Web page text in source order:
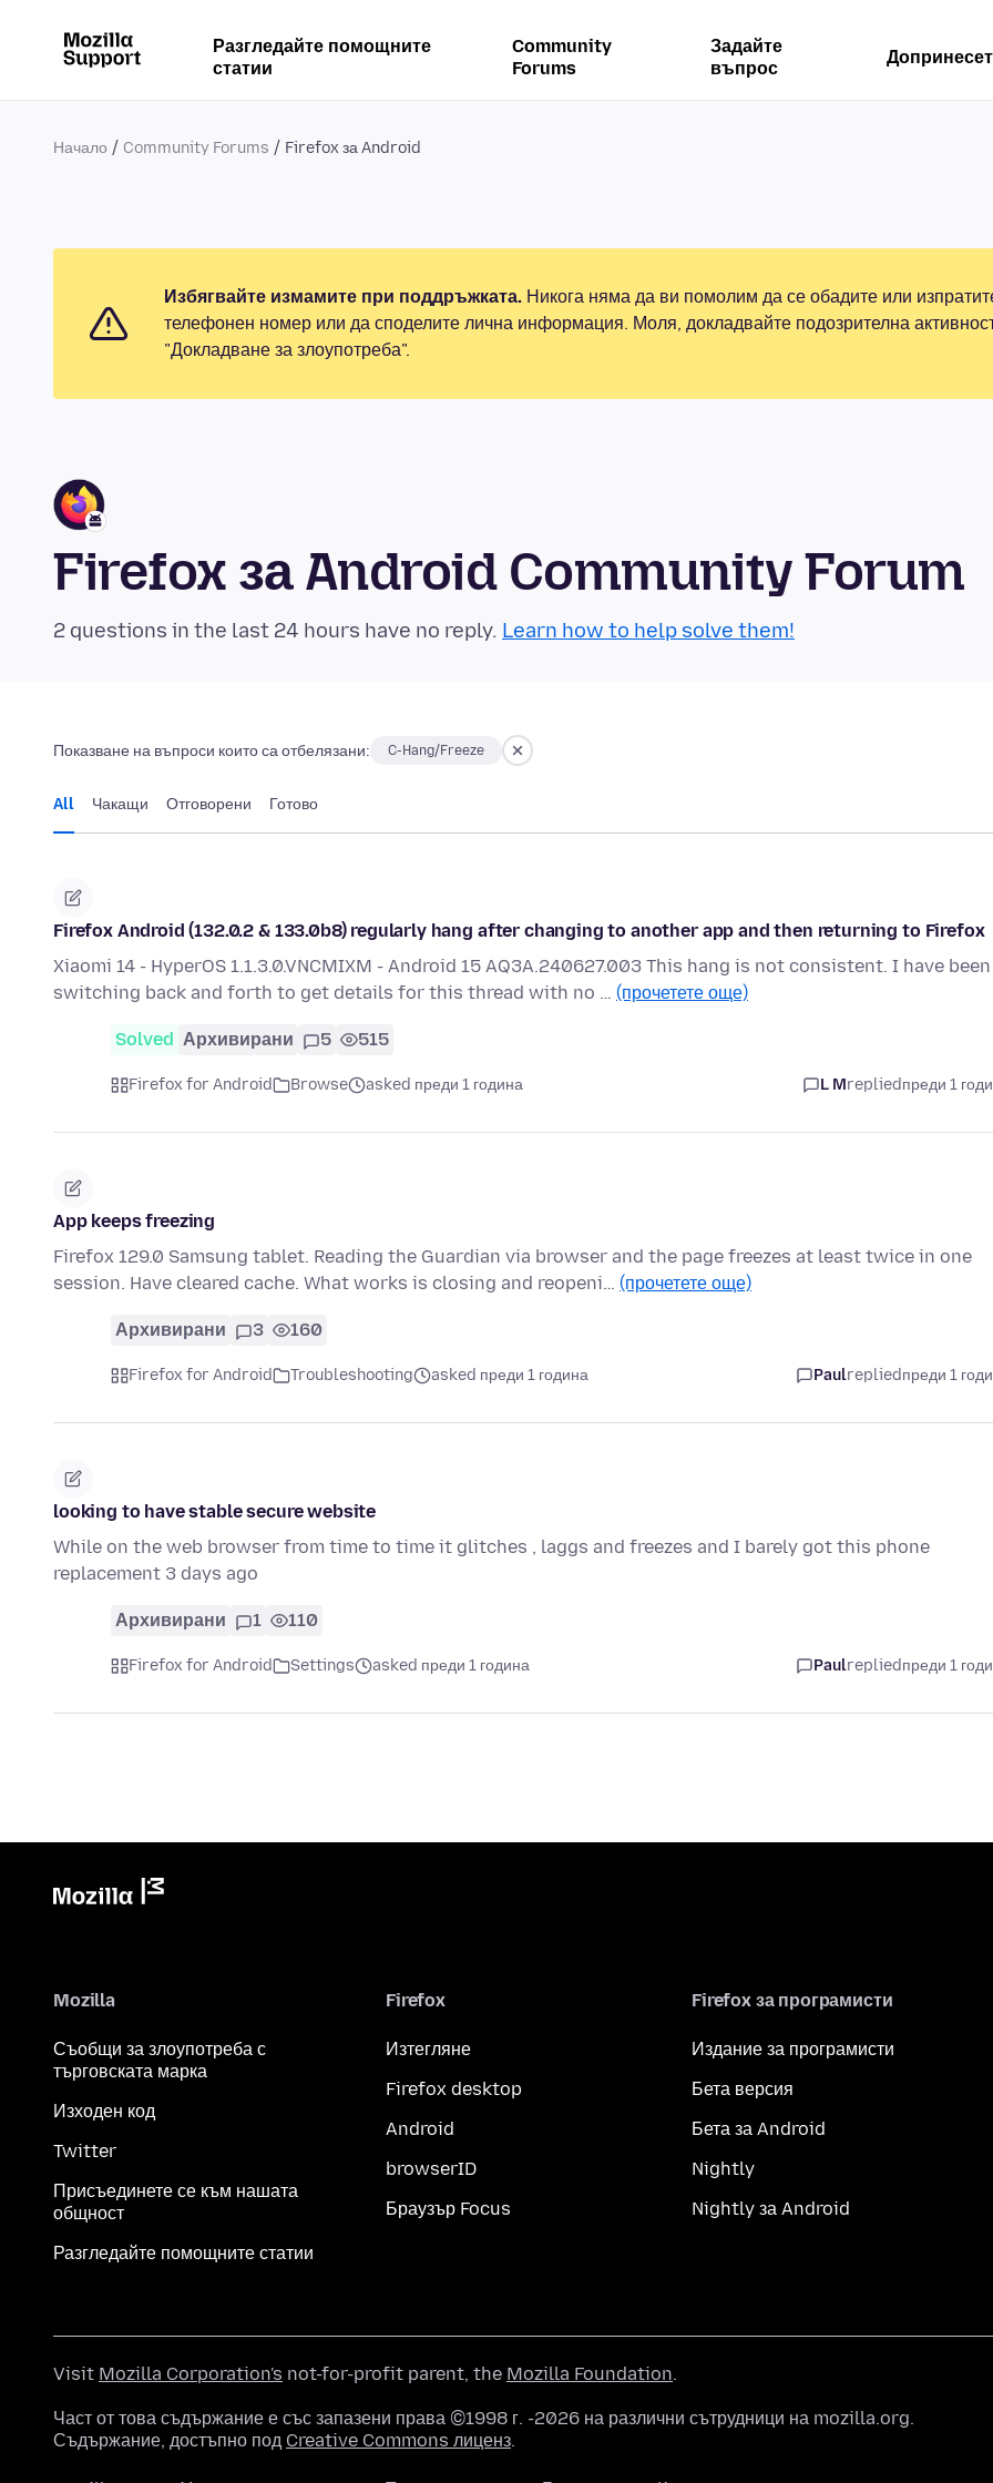
Разгледайте помощните
статии
Community
Forums
Задайте
въпрос
Начало Community Forums Firefox за Android
Избягвайте измамите при поддръжката. Никога няма да ви помолим да се обадите или
телефонен номер или да споделите лична информация. Моля, докладвайте подозрителна
"Докладване за злоупотреба".
Firefox за Android Community Forum
2 questions in the last 24 hours have no reply. Learn how to help solve them!
Показване на въпроси които са отбелязани: C-Hang/Freeze
All Чакащи Отговорени Готово
Firefox Android (132.0.2 & 133.0b8) regularly hang after changing to another app and then returning to Firefox
Xiaomi 14 - HyperOS 1.1.3.0.VNCMIXM - Android 15 AQ3A.240627.003 This hang is not consistent. I have been
switching back and forth to get details for this thread with no … (прочетете още)
Solved Архивирани 5 515
Firefox for Android Browse asked преди 1 година L Mrepliedпреди 1
App keeps freezing
Firefox 129.0 Samsung tablet. Reading the Guardian via browser and the page freezes at least twice in one
session. Have cleared cache. What works is closing and reopeni… (прочетете още)
Архивирани 3 160
Firefox for Android Troubleshooting asked преди 1 година Paulrepliedпреди 1
looking to have stable secure website
While on the web browser from time to time it glitches , laggs and freezes and I barely got this phone
replacement 3 days ago
Архивирани 1 110
Firefox for Android Settings asked преди 1 година Paulrepliedпреди 1
Mozilla
Съобщи за злоупотреба с
търговската марка
Изходен код
Twitter
Присъединете се към нашата
общност
Разгледайте помощните статии
Firefox
Изтегляне
Firefox desktop
Android
browserID
Браузър Focus
Firefox за програмисти
Издание за програмисти
Бета версия
Бета за Android
Nightly
Nightly за Android
Visit Mozilla Corporation's not-for-profit parent, the Mozilla Foundation.
Част от това съдържание е със запазени права ©1998 г. -2026 на различни сътрудници на mozilla.org.
Съдържание, достъпно под Creative Commons лиценз.